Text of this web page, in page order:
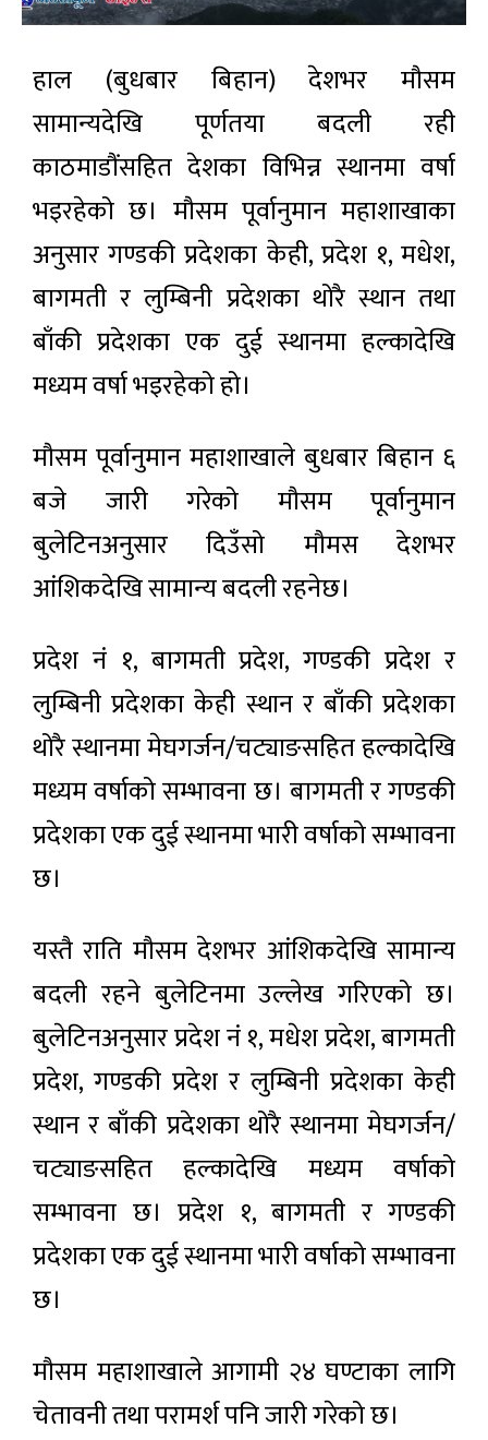
हाल (बुधबार बिहान) देशभर मौसम
सामान्यदेखि पूर्णतया बदली रही
काठमाडौंसहित देशका विभिन्न स्थानमा वर्षा
भइरहेको छ। मौसम पूर्वानुमान महाशाखाका
अनुसार गण्डकी प्रदेशका केही, प्रदेश १, मधेश,
बागमती र लुम्बिनी प्रदेशका थोरै स्थान तथा
बाँकी प्रदेशका एक दुई स्थानमा हल्कादेखि
मध्यम वर्षा भइरहेको हो।
मौसम पूर्वानुमान महाशाखाले बुधबार बिहान ६
बजे जारी गरेको मौसम पूर्वानुमान
बुलेटिनअनुसार दिउँसो मौमस देशभर
आंशिकदेखि सामान्य बदली रहनेछ।
प्रदेश नं १, बागमती प्रदेश, गण्डकी प्रदेश र
लुम्बिनी प्रदेशका केही स्थान र बाँकी प्रदेशका
थोरै स्थानमा मेघगर्जन/चट्याङसहित हल्कादेखि
मध्यम वर्षाको सम्भावना छ। बागमती र गण्डकी
प्रदेशका एक दुई स्थानमा भारी वर्षाको सम्भावना
छ।
यस्तै राति मौसम देशभर आंशिकदेखि सामान्य
बदली रहने बुलेटिनमा उल्लेख गरिएको छ।
बुलेटिनअनुसार प्रदेश नं १, मधेश प्रदेश, बागमती
प्रदेश, गण्डकी प्रदेश र लुम्बिनी प्रदेशका केही
स्थान र बाँकी प्रदेशका थोरै स्थानमा मेघगर्जन/
चट्याङसहित हल्कादेखि मध्यम वर्षाको
सम्भावना छ। प्रदेश १, बागमती र गण्डकी
प्रदेशका एक दुई स्थानमा भारी वर्षाको सम्भावना
छ।
मौसम महाशाखाले आगामी २४ घण्टाका लागि
चेतावनी तथा परामर्श पनि जारी गरेको छ।